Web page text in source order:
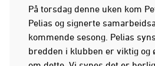
På torsdag denne uken kom
Pelias og signerte
kommende sesong. Pelias
bredden i klubben er viktig og